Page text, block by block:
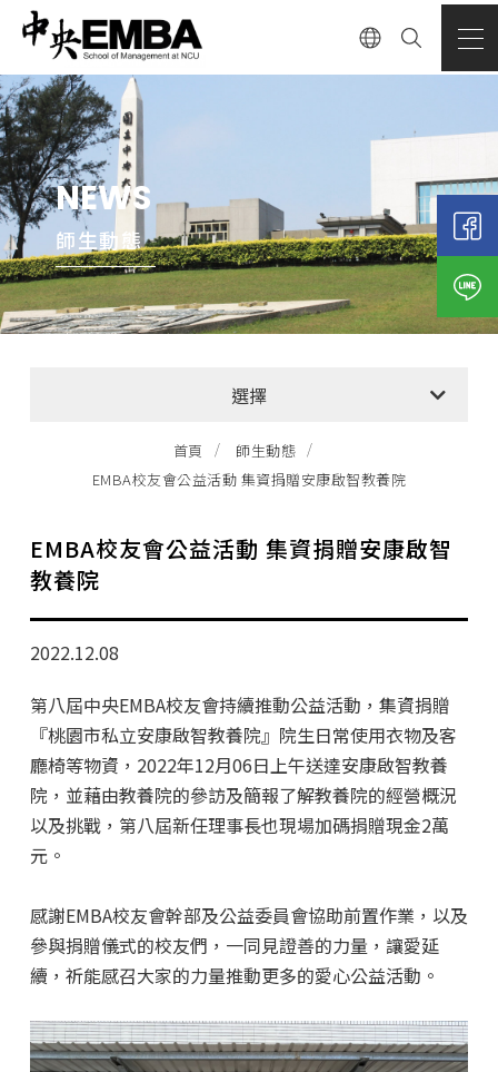
NEWS
師生動態
選擇
全部消息
EMBA招生公告
行政公告
師生動態
首頁
師生動態
EMBA校友會公益活動 集資捐贈安康啟智教養院
EMBA校友會公益活動 集資捐贈安康啟智
教養院
2022.12.08
第八屆中央EMBA校友會持續推動公益活動，集資捐贈
『桃園市私立安康啟智教養院』院生日常使用衣物及客
廳椅等物資，2022年12月06日上午送達安康啟智教養
院，並藉由教養院的參訪及簡報了解教養院的經營概況
以及挑戰，第八屆新任理事長也現場加碼捐贈現金2萬
元。
感謝EMBA校友會幹部及公益委員會協助前置作業，以及
參與捐贈儀式的校友們，一同見證善的力量，讓愛延
續，祈能感召大家的力量推動更多的愛心公益活動。